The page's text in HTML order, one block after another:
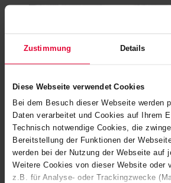
Zustimmung Details
Diese Webseite verwendet Cookies
Bei dem Besuch dieser Webseite werden
Daten verarbeitet und Cookies auf Ihrem
Technisch notwendige Cookies, die
Bereitstellung der Funktionen der
werden bei der Nutzung der Webseite auf
Weitere Cookies von dieser Website oder
z.B. für Analyse- oder Trackingzwecke